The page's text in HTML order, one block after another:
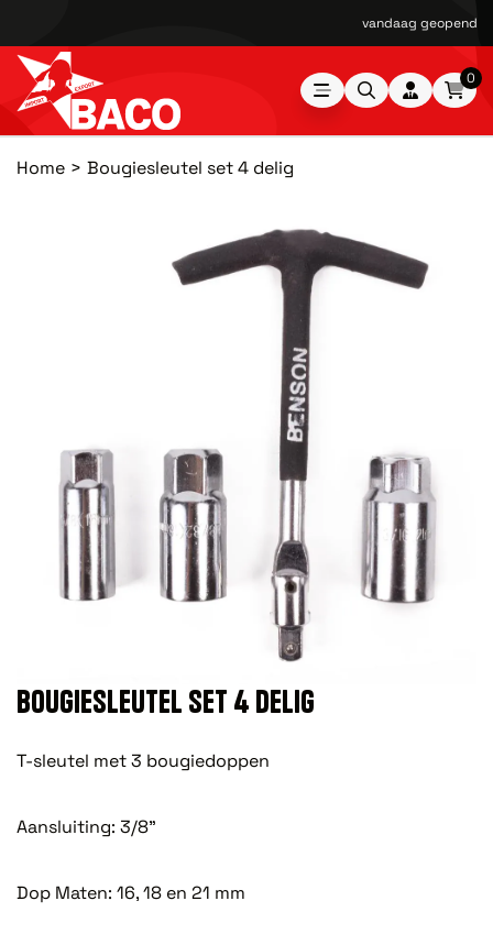
vandaag geopend
0
Home Bougiesleutel set 4 delig
BOUGIESLEUTEL SET 4 DELIG
T-sleutel met 3 bougiedoppen
Aansluiting: 3/8”
Dop Maten: 16, 18 en 21 mm